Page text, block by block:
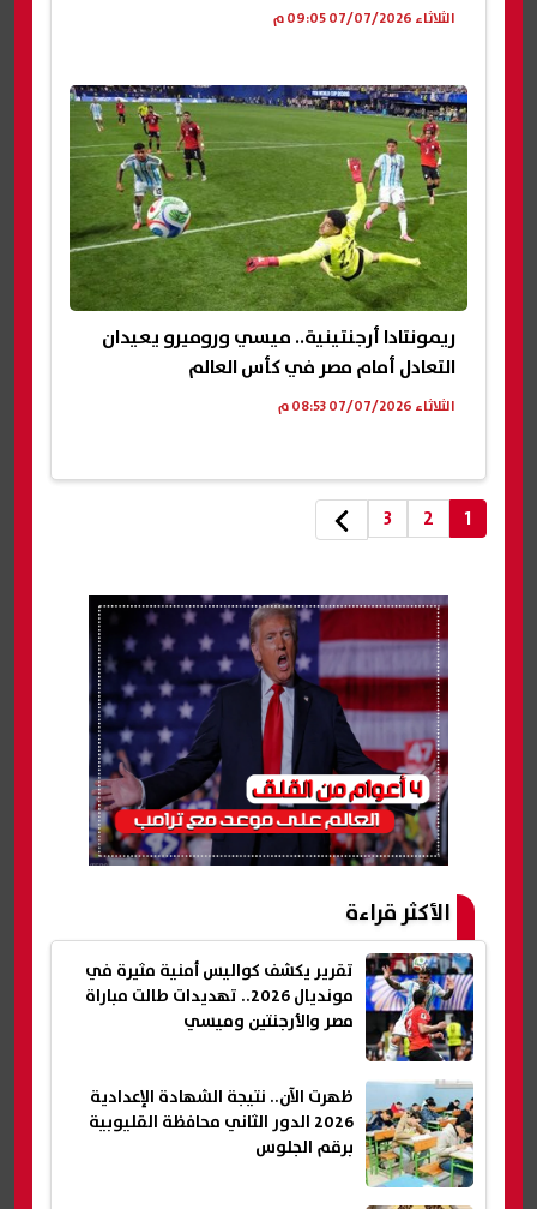
الثلاثاء 07/07/2026 09:05 م
ريمونتادا أرجنتينية.. ميسي وروميرو يعيدان
التعادل أمام مصر في كأس العالم
الثلاثاء 07/07/2026 08:53 م
1
2
3
الأكثر قراءة
تقرير يكشف كواليس أمنية مثيرة في
مونديال 2026.. تهديدات طالت مباراة
مصر والأرجنتين وميسي
ظهرت الآن.. نتيجة الشهادة الإعدادية
2026 الدور الثاني محافظة القليوبية
برقم الجلوس